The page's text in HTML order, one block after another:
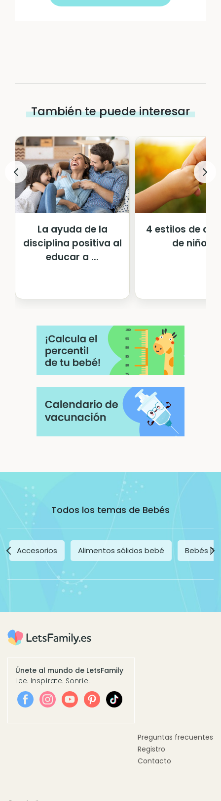
También te puede interesar
La ayuda de la
disciplina positiva al
educar a ...
4 estilos de
de niños
Todos los temas de Bebés
Accesorios Alimentos sólidos bebé Bebés
Únete al mundo de LetsFamily
Lee. Inspírate. Sonríe.
Preguntas frecuentes
Registro
Contacto